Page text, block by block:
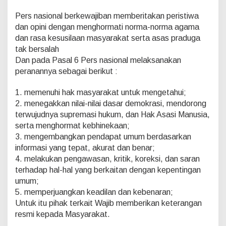
P
e
r
v
s
a
r
u
s
K
o
m
i
t
e
n
g
a
Pers nasional berkewajiban memberitakan peristiwa
dan opini dengan menghormati norma-norma agama
dan rasa kesusilaan masyarakat serta asas praduga
tak bersalah
Dan pada Pasal 6 Pers nasional melaksanakan
peranannya sebagai berikut :
1. memenuhi hak masyarakat untuk mengetahui;
2. menegakkan nilai-nilai dasar demokrasi, mendorong
terwujudnya supremasi hukum, dan Hak Asasi Manusia,
serta menghormat kebhinekaan;
3. mengembangkan pendapat umum berdasarkan
informasi yang tepat, akurat dan benar;
4. melakukan pengawasan, kritik, koreksi, dan saran
terhadap hal-hal yang berkaitan dengan kepentingan
umum;
5. memperjuangkan keadilan dan kebenaran;
Untuk itu pihak terkait Wajib memberikan keterangan
resmi kepada Masyarakat.